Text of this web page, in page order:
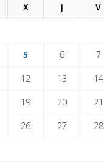
X J V
5 6 7
12 13 14
19 20 21
26 27 28